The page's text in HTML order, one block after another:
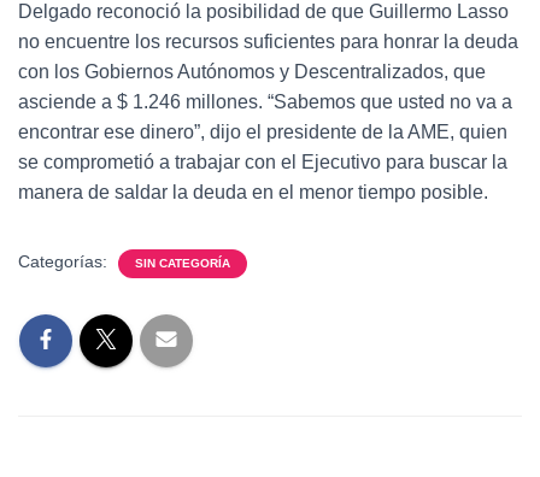
Delgado reconoció la posibilidad de que Guillermo Lasso
no encuentre los recursos suficientes para honrar la deuda
con los Gobiernos Autónomos y Descentralizados, que
asciende a $ 1.246 millones. “Sabemos que usted no va a
encontrar ese dinero”, dijo el presidente de la AME, quien
se comprometió a trabajar con el Ejecutivo para buscar la
manera de saldar la deuda en el menor tiempo posible.
Categorías: SIN CATEGORÍA